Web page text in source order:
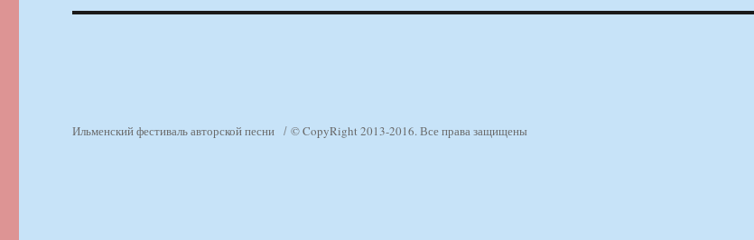
Ильменский фестиваль авторской песни © CopyRight 2013-2016. Все права защищены